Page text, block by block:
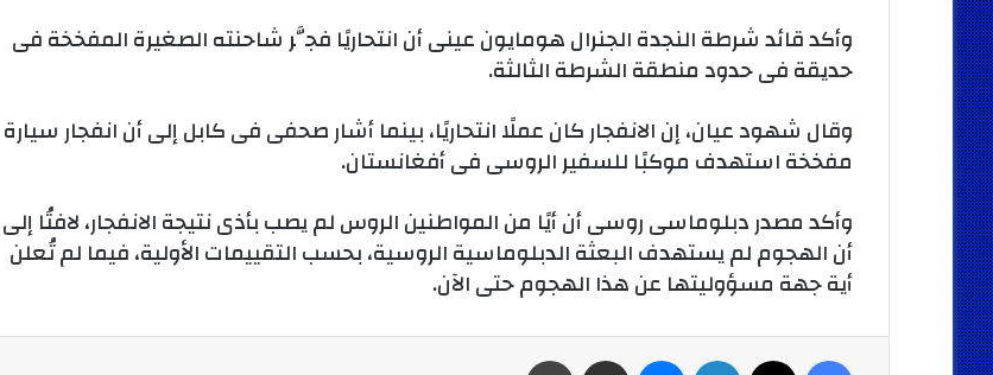
وأكد قائد شرطة النجدة الجنرال هومايون عينى أن انتحاريًا فجَّر شاحنته الصغيرة المفخخة فى
حديقة فى حدود منطقة الشرطة الثالثة.
وقال شهود عيان، إن الانفجار كان عملًا انتحاريًا، بينما أشار صحفى فى كابل إلى أن انفجار سيارة
مفخخة استهدف موكبًا للسفير الروسى فى أفغانستان.
وأكد مصدر دبلوماسى روسى أن أيًا من المواطنين الروس لم يصب بأذى نتيجة الانفجار، لافتُا إلى
أن الهجوم لم يستهدف البعثة الدبلوماسية الروسية، بحسب التقييمات الأولية، فيما لم تُعلن
أية جهة مسؤوليتها عن هذا الهجوم حتى الآن.
فيسبوك لينكدإن ماسنجر مشاركة عبر البريد